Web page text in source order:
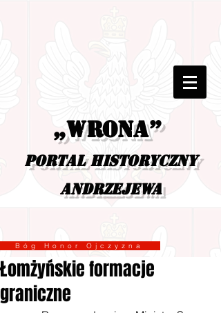
„Wrona”
portal historyczny
Andrzejewa
Honor Ojczyzna
Łomżyńskie formacje
graniczne